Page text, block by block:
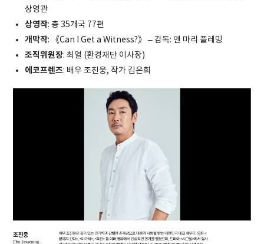
상영관
상영작: 총 35개국 77편
개막작: 《Can I Get a Witness?》 – 감독: 앤 마리 플레밍
조직위원장: 최열 (환경재단 이사장)
에코프렌즈: 배우 조진웅, 작가 김은희